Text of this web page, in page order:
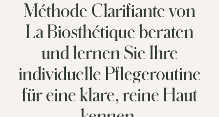
Méthode Clarifiante von
La Biosthétique beraten
und lernen Sie Ihre
individuelle Pflegeroutine
für eine klare, reine Haut